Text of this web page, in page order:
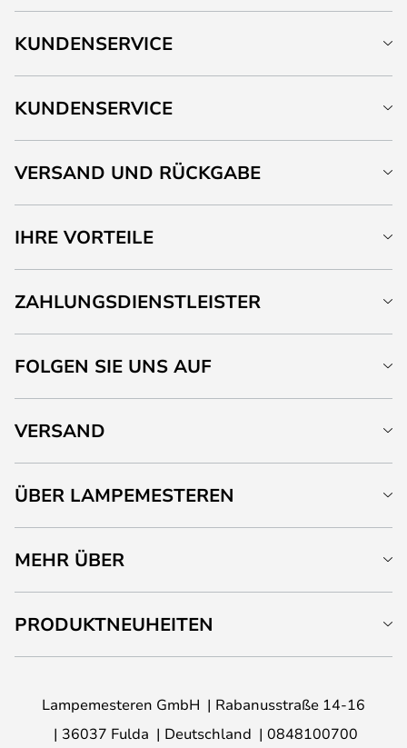
KUNDENSERVICE
KUNDENSERVICE
VERSAND UND RÜCKGABE
IHRE VORTEILE
ZAHLUNGSDIENSTLEISTER
FOLGEN SIE UNS AUF
VERSAND
ÜBER LAMPEMESTEREN
MEHR ÜBER
PRODUKTNEUHEITEN
Lampemesteren GmbH
Rabanusstraße 14-16
36037 Fulda
Deutschland 0848100700